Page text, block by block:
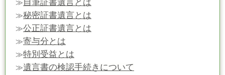
≫自筆証書遺言とは
≫秘密証書遺言とは
≫公正証書遺言とは
≫寄与分とは
≫特別受益とは
≫遺言書の検認手続きについて